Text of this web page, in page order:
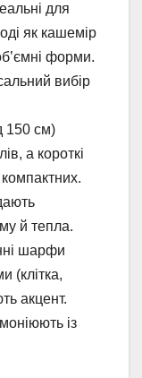
для
як кашемір
форми.
вибір
150 см)
а короткі
й тепла.
шарфи
(клітка,
акцент.
із